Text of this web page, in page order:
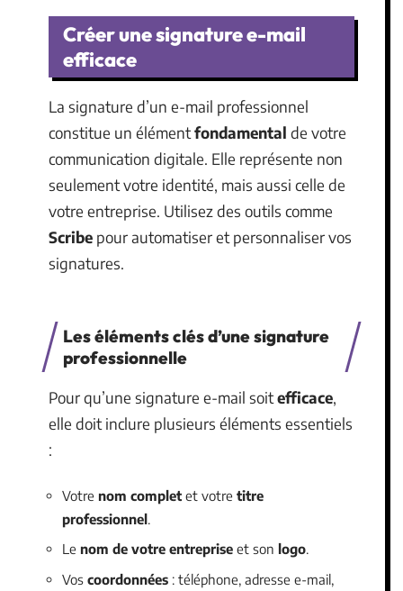
Créer une signature e-mail
efficace
La signature d’un e-mail professionnel
constitue un élémentfondamental de votre
communication digitale. Elle représente non
seulement votre identité, mais aussi celle de
votre entreprise. Utilisez des outils comme
Scribe pour automatiser et personnaliser vos
signatures.
Les éléments clés d’une signature
professionnelle
Pour qu’une signature e-mail soitefficace,
elle doit inclure plusieurs éléments essentiels
:
Votre nom complet et votre titre
professionnel
Le nom de votre entreprise et son logo.
Vos coordonnées : téléphone, adresse e-mail,